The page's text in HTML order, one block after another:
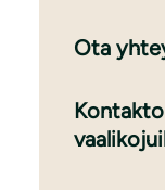
Ota